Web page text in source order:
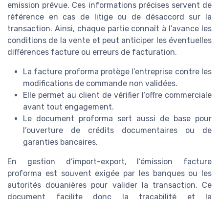
emission prévue. Ces informations précises servent de
référence en cas de litige ou de désaccord sur la
transaction. Ainsi, chaque partie connaît à l’avance les
conditions de la vente et peut anticiper les éventuelles
différences facture ou erreurs de facturation.
La facture proforma protège l’entreprise contre les
modifications de commande non validées.
Elle permet au client de vérifier l’offre commerciale
avant tout engagement.
Le document proforma sert aussi de base pour
l’ouverture de crédits documentaires ou de
garanties bancaires.
En gestion d’import-export, l’émission facture
proforma est souvent exigée par les banques ou les
autorités douanières pour valider la transaction. Ce
document facilite donc la traçabilité et la